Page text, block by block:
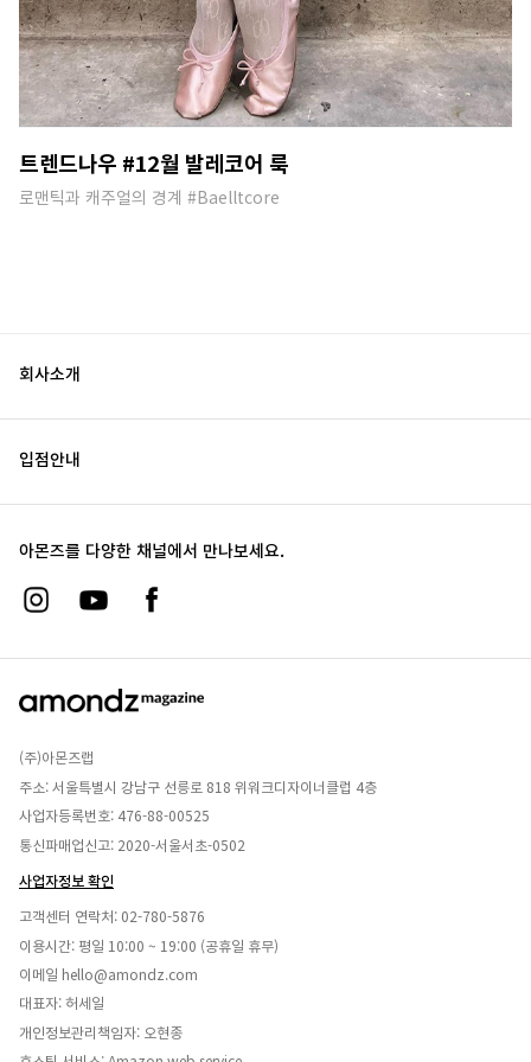
트렌드나우 #12월 발레코어 룩
로맨틱과 캐주얼의 경계 #Baelltcore
회사소개
입점안내
아몬즈를 다양한 채널에서 만나보세요.
(주)아몬즈랩
주소: 서울특별시 강남구 선릉로 818 위워크디자이너클럽 4층
사업자등록번호: 476-88-00525
통신파매업신고: 2020-서울서초-0502
사업자정보 확인
고객센터 연락처: 02-780-5876
이용시간: 평일 10:00 ~ 19:00 (공휴일 휴무)
이메일 hello@amondz.com
대표자: 허세일
개인정보관리책임자: 오현종